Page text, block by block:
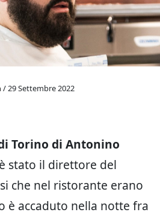
/ 29 Settembre 2022
Torino di Antonino
stato il direttore del
che nel ristorante erano
è accaduto nella notte fra